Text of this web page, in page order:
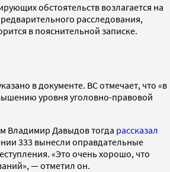
обстоятельств возлагается на
расследования,
в пояснительной записке.
в документе. ВС отмечает, что «в
уровня уголовно-правовой
Владимир Давыдов тогда рассказал
333 вынесли оправдательные
«Это очень хорошо, что
— отметил он.